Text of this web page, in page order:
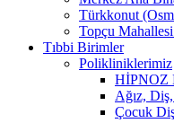
Türkkonut
Topçu
Tıbbi Birimler
Polikliniklerimiz
HİPNOZ
Ağız,
Çocuk